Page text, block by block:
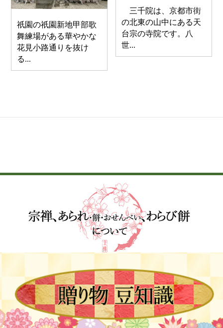
祇園の祇園新地甲部歌
舞練場がある華やかな
花見小路通りを抜け
る...
三千院は、京都市街
の北東の山中にある天
台宗の寺院です。八
世...